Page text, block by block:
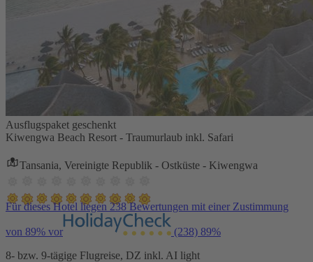
Ausflugspaket geschenkt
Kiwengwa Beach Resort - Traumurlaub inkl. Safari
Tansania, Vereinigte Republik - Ostküste - Kiwengwa
Für dieses Hotel liegen 238 Bewertungen mit einer Zustimmung
von 89% vor (238) 89%
8- bzw. 9-tägige Flugreise, DZ inkl. AI light